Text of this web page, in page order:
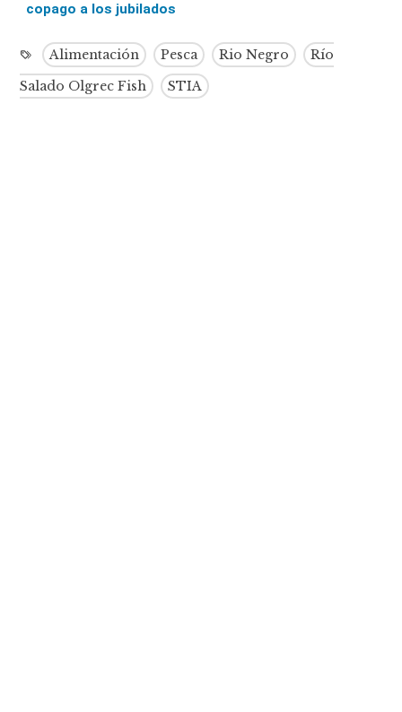
copago a los jubilados
Alimentación Pesca Rio Negro
Río
Salado Olgrec Fish
STIA